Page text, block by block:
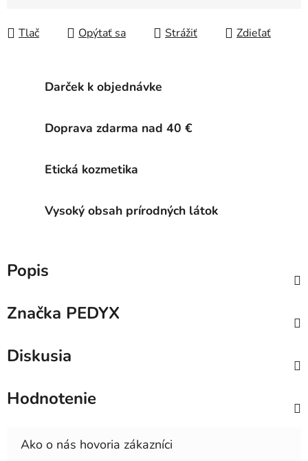
Tlač Opýtať sa Strážiť Zdieľať
Darček k objednávke
Doprava zdarma nad 40 €
Etická kozmetika
Vysoký obsah prírodných látok
Popis
Značka PEDYX
Diskusia
Hodnotenie